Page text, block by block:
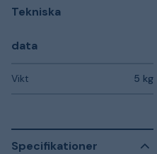
Tekniska
data
Vikt 5 kg
Specifikationer